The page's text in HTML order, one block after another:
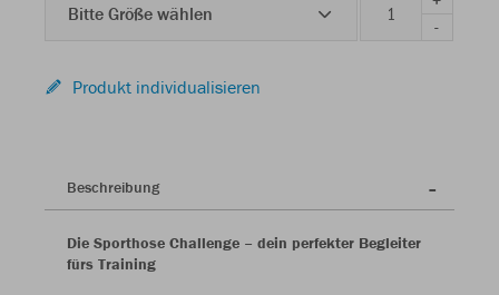
Bitte Größe wählen
-
Produkt individualisieren
Beschreibung
Die Sporthose Challenge – dein perfekter Begleiter
fürs Training